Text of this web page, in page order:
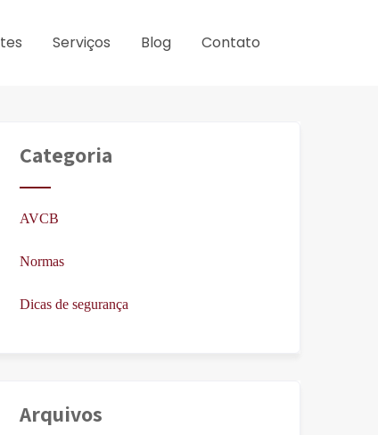
Serviços Blog Contato
Categoria
AVCB
Normas
Dicas de segurança
Arquivos